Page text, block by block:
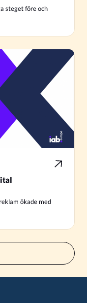
steget före och
ökade med